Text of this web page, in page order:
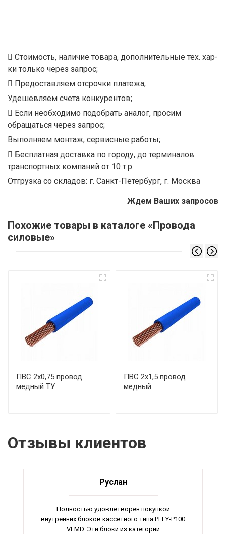
Стоимость, наличие товара, дополнительные тех. хар-
ки только через запрос;
Предоставляем отсрочки платежа;
Удешевляем счета конкурентов;
Если необходимо подобрать аналог, просим
обращаться через запрос;
Выполняем монтаж, сервисные работы;
Бесплатная доставка по городу, до терминалов
транспортных компаний от 10 т.р.
Отгрузка со складов: г. Санкт-Петербург, г. Москва
Ждем Ваших запросов
Похожие товары в каталоге «Провода
силовые»
ПВС 2х0,75 провод
медный ТУ
ПВС 2х1,5 провод
медный
Отзывы клиентов
Руслан
Полностью удовлетворен покупкой
внутренних блоков кассетного типа PLFY-P100
VLMD. Эти блоки из категории